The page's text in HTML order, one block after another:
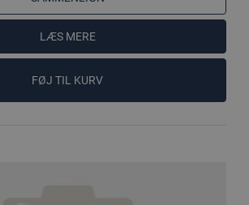
LÆS MERE
FØJ TIL KURV